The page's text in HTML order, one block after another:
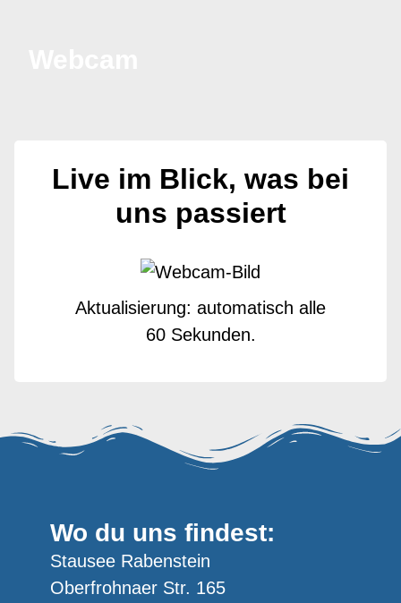
Live im Blick, was bei
uns passiert
Aktualisierung: automatisch alle
60 Sekunden.
Wo du uns findest:
Stausee Rabenstein
Oberfrohnaer Str. 165